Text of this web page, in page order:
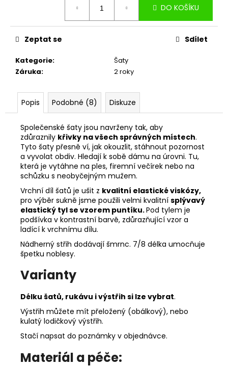
DO KOŠÍKU
Kategorie:
Šaty
Záruka: 2 roky
Zeptat se Sdílet
Popis Podobné (8) Diskuze
Společenské šaty jsou navrženy tak, aby
zdůraznily křivky na všech správných místech.
Tyto šaty přesně ví, jak okouzlit, stáhnout pozornost
a vyvolat obdiv. Hledají k sobě dámu na úrovni. Tu,
která je vytáhne na ples, firemní večírek nebo na
schůzku s neobyčejným mužem.
Vrchní díl šatů je ušit z kvalitní elastické viskózy,
pro výběr sukně jsme použili velmi kvalitní splývavý
elastický tyl se vzorem puntíku.Pod tylem je
podšívka v kontrastní barvě, zdůrazňující vzor a
ladící k vrchnímu dílu.
Nádherný střih dodávají šmrnc. 7/8 délka umocňuje
špetku noblesy.
Varianty
Délku šatů, rukávu i výstřih si lze vybrat.
Výstřih můžete mít přeložený (obálkový), nebo
kulatý lodičkový výstřih.
Stačí napsat do poznámky v objednávce.
Materiál a péče: